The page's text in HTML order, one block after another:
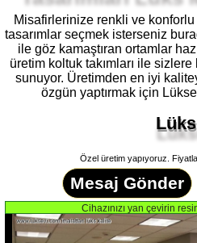
Misafirlerinize renkli ve konforlu
tasarımlar seçmek isterseniz
ile göz kamaştıran ortamlar
üretim koltuk takımları ile
sunuyor. Üretimden en iyi
özgün yaptırmak için
Özel üretim yapıyoruz.
Mesaj Gönder